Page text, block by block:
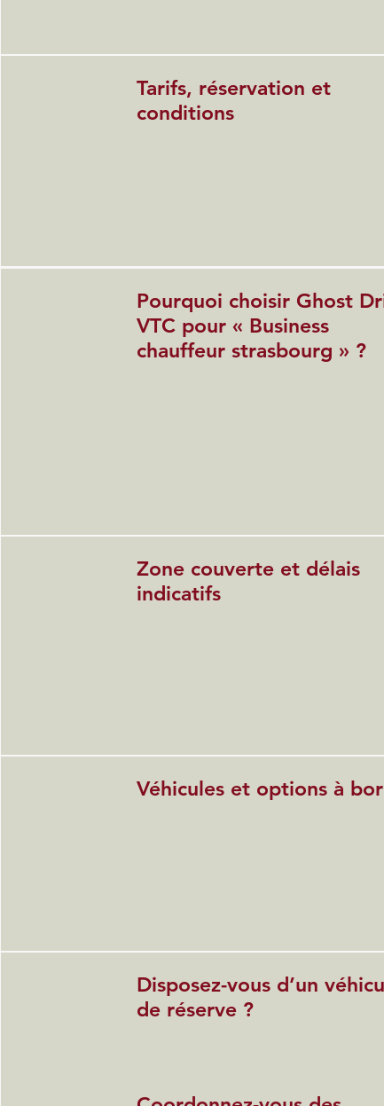
Tarifs, réservation et
conditions
Pourquoi choisir Ghost
VTC pour « Business
chauffeur strasbourg » ?
Zone couverte et délais
indicatifs
Véhicules et options à
Disposez-vous d’un
de réserve ?